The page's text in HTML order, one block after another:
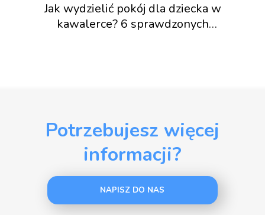
Jak wydzielić pokój dla dziecka w
kawalerce? 6 sprawdzonych
Potrzebujesz więcej
informacji?
NAPISZ DO NAS